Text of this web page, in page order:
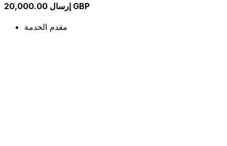
إرسال 20,000.00 GBP
مقدم الخدمة